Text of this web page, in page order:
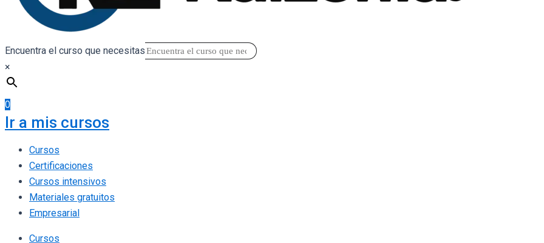
Encuentra el curso que necesitas
×
0
Ir a mis cursos
Cursos
Certificaciones
Cursos intensivos
Materiales gratuitos
Empresarial
Cursos